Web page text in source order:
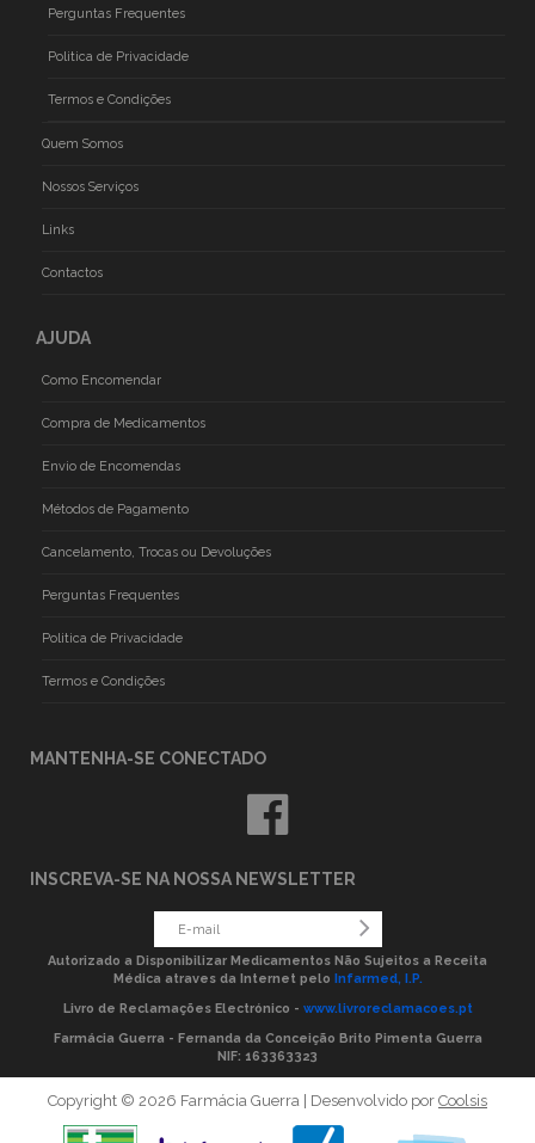
Perguntas Frequentes
Politica de Privacidade
Termos e Condições
Quem Somos
Nossos Serviços
Links
Contactos
AJUDA
Como Encomendar
Compra de Medicamentos
Envio de Encomendas
Métodos de Pagamento
Cancelamento, Trocas ou Devoluções
Perguntas Frequentes
Politica de Privacidade
Termos e Condições
MANTENHA-SE CONECTADO
INSCREVA-SE NA NOSSA NEWSLETTER
Autorizado a Disponibilizar Medicamentos Não Sujeitos a Receita
Médica atraves da Internet pelo Infarmed, I.P.
Livro de Reclamações Electrónico - www.livroreclamacoes.pt
Farmácia Guerra - Fernanda da Conceição Brito Pimenta Guerra
NIF: 163363323
Copyright © 2026 Farmácia Guerra | Desenvolvido por Coolsis